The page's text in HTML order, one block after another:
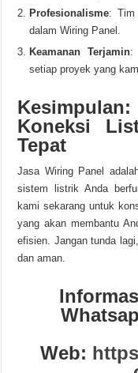
Profesionalisme: Tim
dalam Wiring Panel.
Keamanan Terjamin:
setiap proyek yang
Koneksi
Tepat
Jasa Wiring Panel
sistem listrik Anda
kami sekarang untuk
yang akan membantu
efisien. Jangan tunda
dan aman.
Web: